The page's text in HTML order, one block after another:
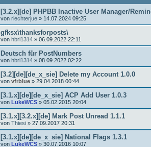
[3.2.x][de] PHPBB Inactive User Manager/
von riechterjue » 14.07.2024 09:25
gfksx\thanksforposts\
von hbri1314 » 06.09.2022 22:11
Deutsch für PostNumbers
von hbri1314 » 08.09.2022 02:22
[3.2][de][de_x_sie] Delete my Account 1.0.0
von vfrblue » 29.04.2018 00:44
[3.1.x][de][de_x_sie] ACP Add User 1.0.3
von LukeWCS » 05.02.2015 20:04
[3.1.x][3.2.x][de] Mark Post Unread 1.1.1
von Thiesi » 27.09.2017 20:31
[3.1.x][de][de_x_sie] National Flags 1.3.1
von LukeWCS » 30.07.2016 10:07